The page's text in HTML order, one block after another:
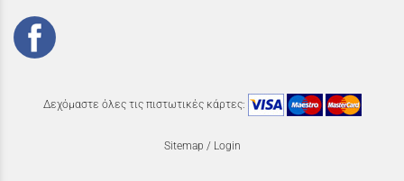
Δεχόμαστε όλες τις πιστωτικές κάρτες:
Sitemap / Login